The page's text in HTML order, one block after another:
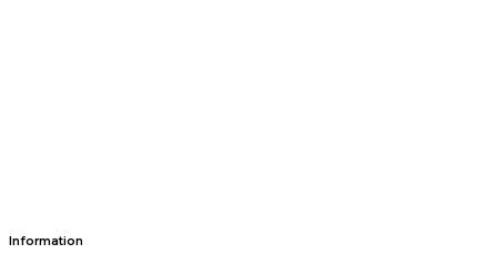
Information